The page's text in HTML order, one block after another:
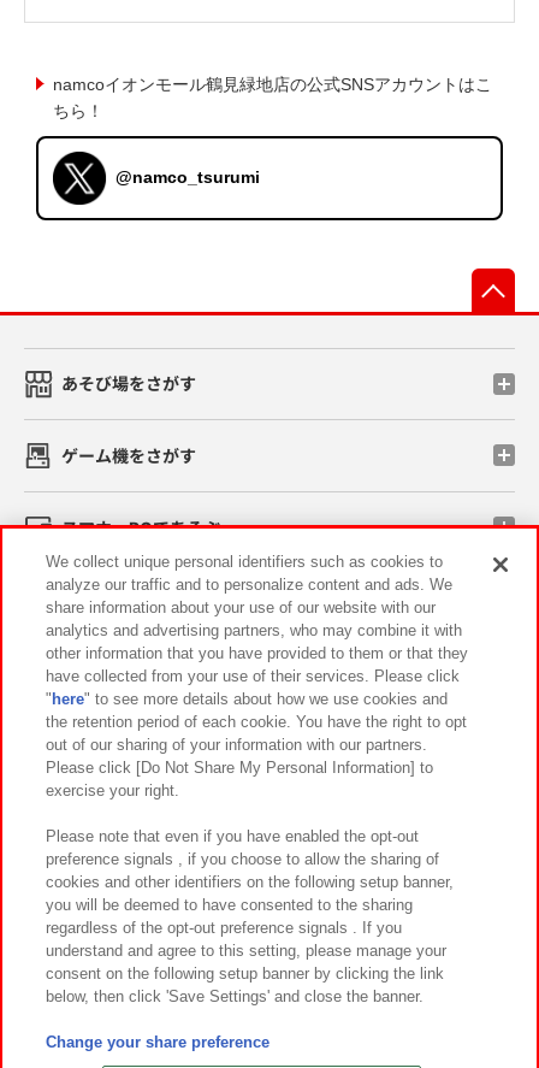
namcoイオンモール鶴見緑地店の公式SNSアカウントはこ
ちら！
@namco_tsurumi
あそび場をさがす
ゲーム機をさがす
スマホ・PCであそぶ
イベント・キャンペーン
関連会社 サステナビリティ サイトポリシー
プライバシーポリシー ウェブアクセシビリティ方針と検証結果
お取引先さまとともに
カスタマーハラスメント対応方針 よくあるご質問・お問い合わせ
©Bandai Namco Amusement Inc.
©Bandai Namco Amusement Lab Inc.
We collect unique personal identifiers such as cookies to
analyze our traffic and to personalize content and ads. We
share information about your use of our website with our
analytics and advertising partners, who may combine it with
other information that you have provided to them or that they
have collected from your use of their services. Please click
" here" to see more details about how we use cookies and
the retention period of each cookie. You have the right to opt
out of our sharing of your information with our partners.
Please click [Do Not Share My Personal Information] to
exercise your right.
Please note that even if you have enabled the opt-out
preference signals , if you choose to allow the sharing of
cookies and other identifiers on the following setup banner,
you will be deemed to have consented to the sharing
regardless of the opt-out preference signals . If you
understand and agree to this setting, please manage your
consent on the following setup banner by clicking the link
below, then click 'Save Settings' and close the banner.
Change your share preference